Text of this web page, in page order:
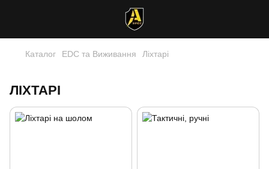
Каталог EDC та Виживання Ліхтарі
ЛІХТАРІ